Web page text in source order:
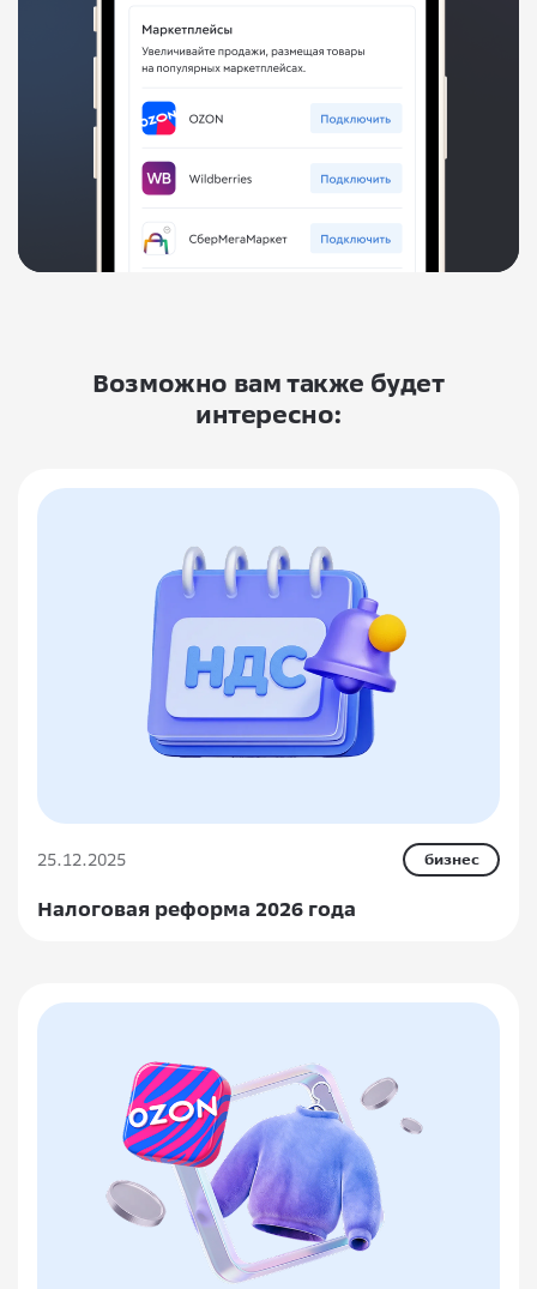
Возможно вам также будет
интересно:
25.12.2025 бизнес
Налоговая реформа 2026 года